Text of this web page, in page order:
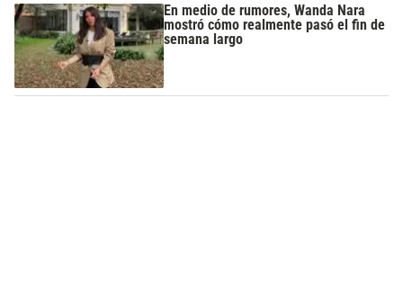
En medio de rumores, Wanda Nara
mostró cómo realmente pasó el fin de
semana largo